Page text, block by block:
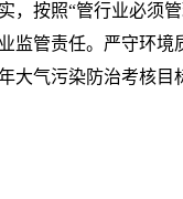
，按照“管行业必须
监管责任。严守环境
大气污染防治考核目